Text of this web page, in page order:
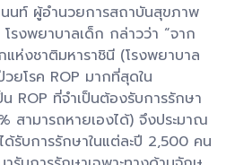
นท์ ผู้อำนวยการสถาบันสุขภาพ
รงพยาบาลเด็ก กล่าวว่า “จาก
ห่งชาติมหาราชินี (โรงพยาบาล
ยโรค ROP มากที่สุดใน
ROP ที่จำเป็นต้องรับการรักษา
สามารถหายเองได้) จึงประมาณ
ด้รับการรักษาในแต่ละปี 2,500 คน